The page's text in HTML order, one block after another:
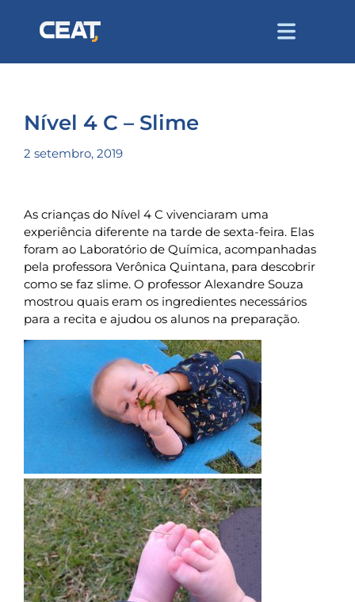
Nível 4 C – Slime
2 setembro, 2019
As crianças do Nível 4 C vivenciaram uma
experiência diferente na tarde de sexta-feira. Elas
foram ao Laboratório de Química, acompanhadas
pela professora Verônica Quintana, para descobrir
como se faz slime. O professor Alexandre Souza
mostrou quais eram os ingredientes necessários
para a recita e ajudou os alunos na preparação.